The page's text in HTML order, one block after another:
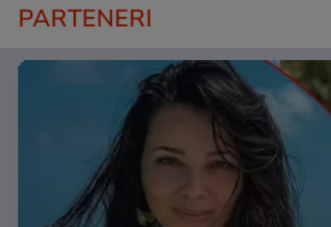
PARTENERI